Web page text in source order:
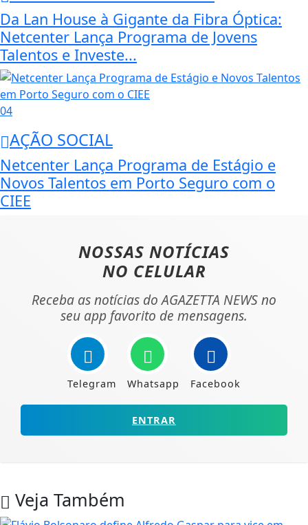
Da Lan House à Gigante da Fibra Óptica:
Netcenter Lança Programa de Jovens
Talentos e Investe...
04
AÇÃO SOCIAL
Netcenter Lança Programa de Estágio e
Novos Talentos em Porto Seguro com o
CIEE
NOSSAS NOTÍCIAS
NO CELULAR
Receba as notícias do AGAZETTA NEWS no
seu app favorito de mensagens.
Telegram Whatsapp Facebook
ENTRAR
Veja Também